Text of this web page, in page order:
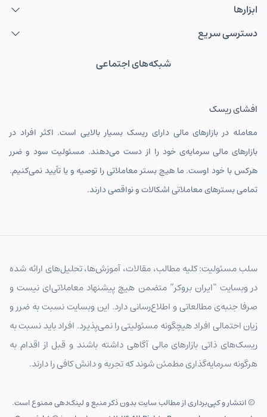
ابزارها
دسترسی سریع
شبکه‌های اجتماعی
افشای ریسک
معامله در بازارهای مالی دارای ریسک بسیار بالایی است. اکثر افراد در
بازارهای مالی سرمایه‌ی خود را از دست می‌دهند. مسئولیت سود و ضرر
هرکس با خود اوست. ما هیچ بستر معاملاتی را توصیه و یا تأیید نمی‌کنیم.
تمامی بسترهای معاملاتی اشکالات و نواقصی دارند.
سلب مسئولیت: کلیه مطالب، مقالات، آموزش‌ها، تحلیل‌های ارائه شده
در وبسایت “ایران بروکر” متضمن هیچ پیشنهاد معاملاتی‌ای نیست و
صرفا جنبه‌ی مطالعاتی و اطلاع‌رسانی دارد. این وبسایت نسبت به ضرر و
زیان احتمالی افراد هیچگونه مسئولیتی را نمی‌پذیرد. افراد باید نسبت به
ریسک‌های ذاتی بازارهای مالی آگاهی داشته باشند و قبل از اقدام به
هرگونه سرمایه‌گذاری مطمئن شوند که تجربه و دانش کافی را دارند.
© انتشار و کپی‌برداری از مطالب سایت بدون ذکر منبع و لینک‌دهی ممنوع است.